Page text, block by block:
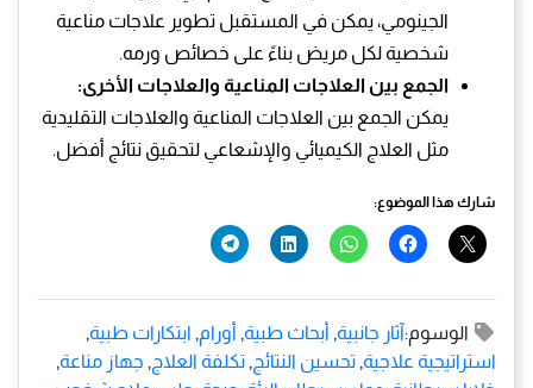
الجينومي، يمكن في المستقبل تطوير علاجات مناعية
شخصية لكل مريض بناءً على خصائص ورمه.
الجمع بين العلاجات المناعية والعلاجات الأخرى:
يمكن الجمع بين العلاجات المناعية والعلاجات التقليدية
مثل العلاج الكيميائي والإشعاعي لتحقيق نتائج أفضل.
شارك هذا الموضوع:
الوسوم:آثار جانبية, أبحاث طبية, أورام, ابتكارات طبية,
استراتيجية علاجية, تحسين النتائج , تكلفة العلاج , جهاز مناعة,